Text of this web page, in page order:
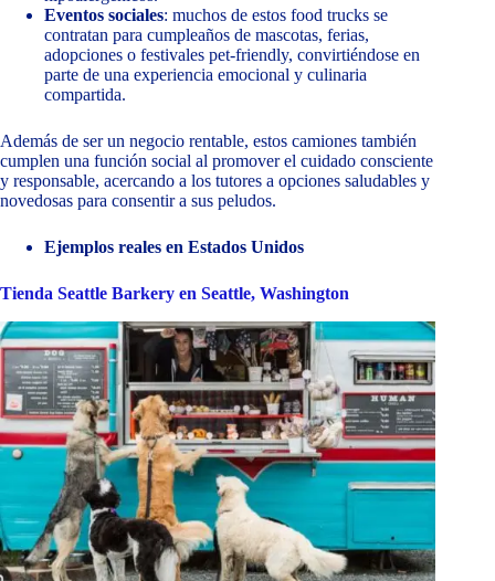
Eventos sociales: muchos de estos food trucks se
contratan para cumpleaños de mascotas, ferias,
adopciones o festivales pet-friendly, convirtiéndose en
parte de una experiencia emocional y culinaria
compartida.
Además de ser un negocio rentable, estos camiones también
cumplen una función social al promover el cuidado consciente
y responsable, acercando a los tutores a opciones saludables y
novedosas para consentir a sus peludos.
Ejemplos reales en Estados Unidos
Tienda Seattle Barkery en Seattle, Washington